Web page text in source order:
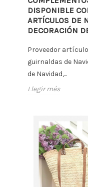
DISPONIBLE
ARTÍCULOS DE
DECORACIÓN
Proveedor
guirnaldas de
de Navidad,...
Llegir més